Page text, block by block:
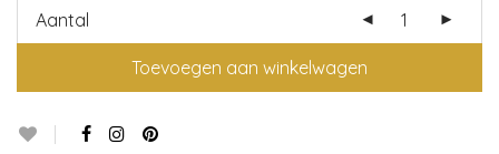
Aantal
Toevoegen aan winkelwagen